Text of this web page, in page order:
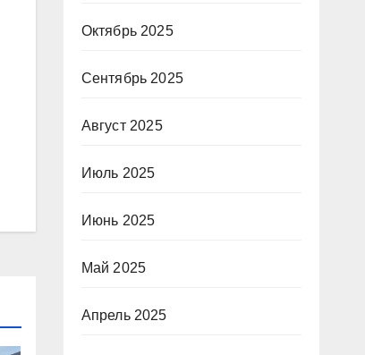
Октябрь 2025
Сентябрь 2025
Август 2025
Июль 2025
Июнь 2025
Май 2025
Апрель 2025